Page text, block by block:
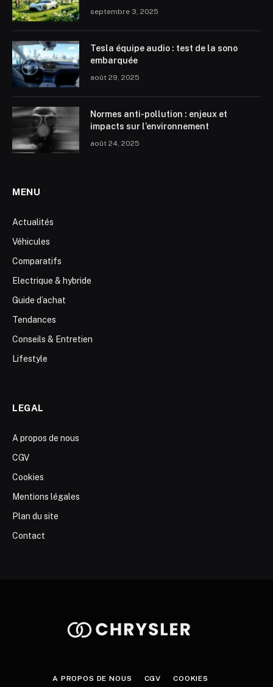
septembre 3, 2025
Tesla équipe audio : test de la sono
embarquée
août 29, 2025
Normes anti-pollution : enjeux et
impacts sur l’environnement
août 24, 2025
MENU
Actualités
Véhicules
Comparatifs
Electrique & hybride
Guide d’achat
Tendances
Conseils & Entretien
Lifestyle
LEGAL
A propos de nous
CGV
Cookies
Mentions légales
Plan du site
Contact
A PROPOS DE NOUS CGV COOKIES